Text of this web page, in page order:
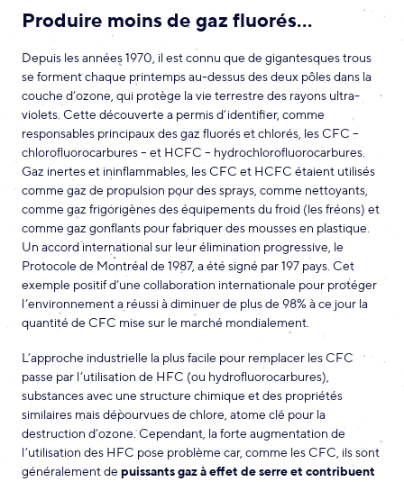
Produire moins de gaz fluorés…
Depuis les années 1970, il est connu que de gigantesques trous
se forment chaque printemps au-dessus des deux pôles dans la
couche d’ozone, qui protège la vie terrestre des rayons ultra-
violets. Cette découverte a permis d’identifier, comme
responsables principaux des gaz fluorés et chlorés, les CFC –
chlorofluorocarbures – et HCFC – hydrochlorofluorocarbures.
Gaz inertes et ininflammables, les CFC et HCFC étaient utilisés
comme gaz de propulsion pour des sprays, comme nettoyants,
comme gaz frigorigènes des équipements du froid (les fréons) et
comme gaz gonflants pour fabriquer des mousses en plastique.
Un accord international sur leur élimination progressive, le
Protocole de Montréal de 1987, a été signé par 197 pays. Cet
exemple positif d’une collaboration internationale pour protéger
l’environnement a réussi à diminuer de plus de 98% à ce jour la
quantité de CFC mise sur le marché mondialement.
L’approche industrielle la plus facile pour remplacer les CFC
passe par l’utilisation de HFC (ou hydrofluorocarbures),
substances avec une structure chimique et des propriétés
similaires mais dépourvues de chlore, atome clé pour la
destruction d’ozone. Cependant, la forte augmentation de
l’utilisation des HFC pose problème car, comme les CFC, ils sont
généralement de puissants gaz à effet de serre et contribuent